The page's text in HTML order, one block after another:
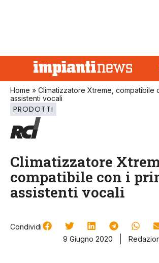
Home » Climatizzatore Xtreme, compatibile
assistenti vocali
PRODOTTI
Climatizzatore
compatibile con i
assistenti vocali
Condividi
9 Giugno 2020